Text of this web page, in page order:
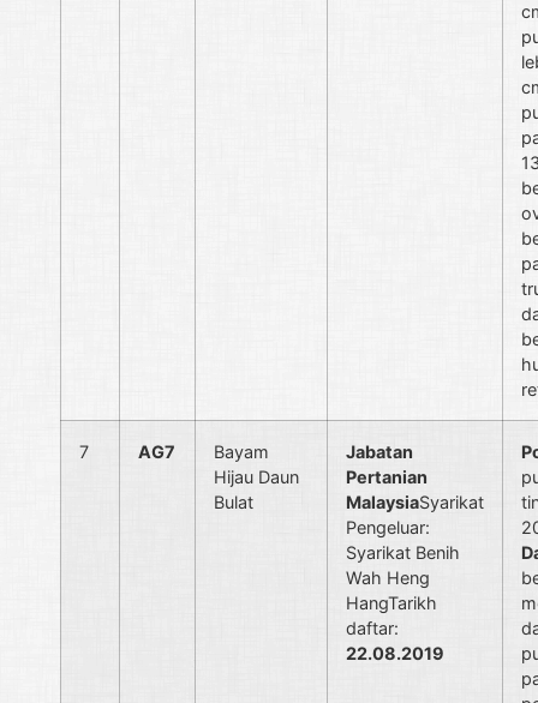
7 AG7
Bayam
Hijau Daun
Bulat
Jabatan
Pertanian
MalaysiaSyarikat
Pengeluar:
Syarikat Benih
Wah Heng
HangTarikh
daftar:
22.08.2019